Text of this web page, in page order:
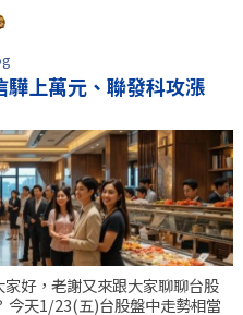
上萬元、聯發科攻漲
家好，老謝又來跟大家聊聊台股
今天1/23(五)台股盤中走勢相當